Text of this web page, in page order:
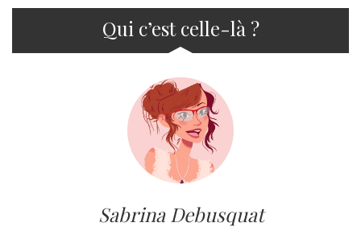
Qui c’est celle-là ?
Sabrina Debusquat